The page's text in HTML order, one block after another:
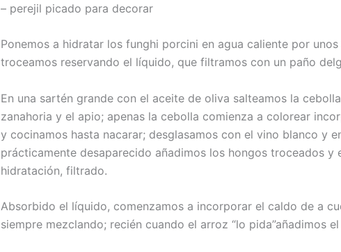
– perejil picado para decorar
Ponemos a hidratar los funghi porcini en agua caliente por
troceamos reservando el líquido, que filtramos con un paño
En una sartén grande con el aceite de oliva salteamos la
zanahoria y el apio; apenas la cebolla comienza a colorear
y cocinamos hasta nacarar; desglasamos con el vino blanco y
prácticamente desaparecido añadimos los hongos troceados y
hidratación, filtrado.
Absorbido el líquido, comenzamos a incorporar el caldo de a
siempre mezclando; recién cuando el arroz “lo pida”añadimos